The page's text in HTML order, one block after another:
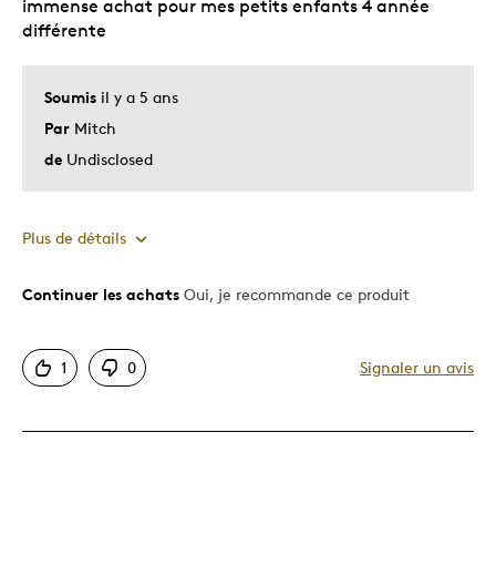
Soumis il y a 5 ans
Par Mitch
de Undisclosed
immense achat pour mes petits enfants 4 année
différente
Plus de détails
Le pour
Motif attrayant
Continuer les achats Oui, je recommande ce produit
1 0 Signaler un avis